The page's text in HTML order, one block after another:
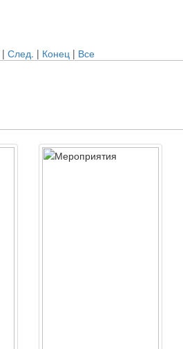
| След. | Конец | Все